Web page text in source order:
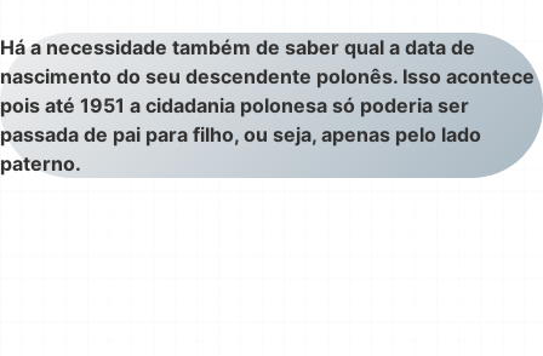
Há a necessidade também de saber qual a data de
nascimento do seu descendente polonês. Isso acontece
pois até 1951 a cidadania polonesa só poderia ser
passada de pai para filho, ou seja, apenas pelo lado
paterno.